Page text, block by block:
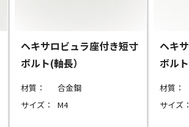
ヘキサロビュラ座付き短寸
ボルト(軸長）
材質：
合金鋼
サイズ：
M4
ヘキ
ボルト
材質：
サイズ：